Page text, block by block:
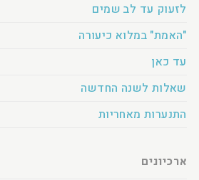
לזעוק עד לב שמים
"האמת" במלוא כיעורה
עד כאן
שאלות לשנה החדשה
התנערות מאחריות
ארכיונים